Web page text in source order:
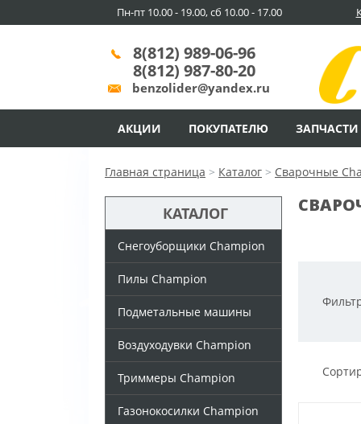
Пн-пт 10.00 - 19.00, сб 10.00 - 17.00
8(812) 989-06-96
8(812) 987-80-20
benzolider@yandex.ru
АКЦИИ ПОКУПАТЕЛЮ ЗАПЧАСТИ
Главная страница > Каталог > Сварочные
КАТАЛОГ
Снегоуборщики Champion
Пилы Champion
Подметальные машины
Воздуходувки Champion
Триммеры Champion
Газонокосилки Champion